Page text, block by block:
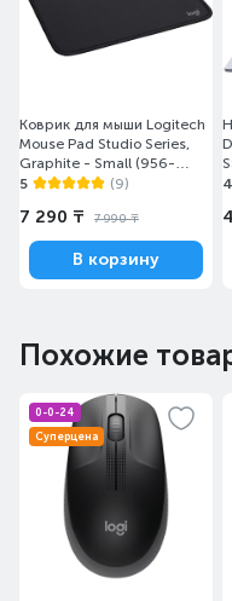
Коврик для мыши Logitech
Mouse Pad Studio Series,
Graphite - Small (956-
000049)
5 (9)
7 290 ₸ 7 990 ₸
В корзину
Похожие
0-0-24
Суперцена